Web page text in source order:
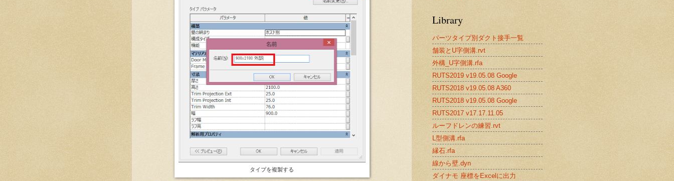
タイプを複製する
Library
パーツタイプ別ダクト接手一覧
舗装とU字側溝.rvt
外構_U字側溝.rfa
RUTS2019 v19.05.08 Google
RUTS2018 v19.05.08 A360
RUTS2018 v19.05.08 Google
RUTS2017 v17.17.11.05
ルーフドレンの練習.rvt
L型側溝.rfa
縁石.rfa
線から壁.dyn
ダイナモ 座標をExcelに出力